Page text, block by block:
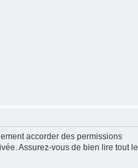
accorder des permissions
Assurez-vous de bien lire tout le